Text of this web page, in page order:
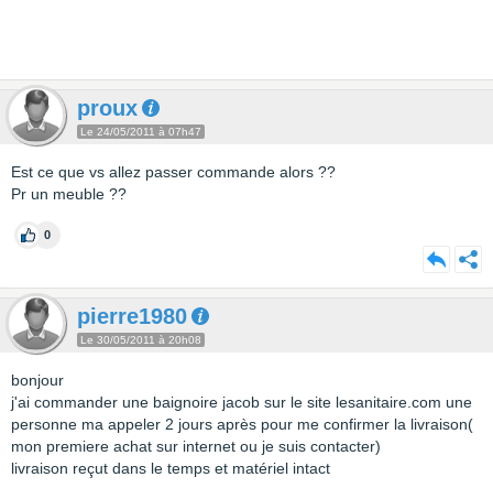
proux
Le 24/05/2011 à 07h47
Est ce que vs allez passer commande alors ??
Pr un meuble ??
0
pierre1980
Le 30/05/2011 à 20h08
bonjour
j'ai commander une baignoire jacob sur le site lesanitaire.com une
personne ma appeler 2 jours après pour me confirmer la livraison(
mon premiere achat sur internet ou je suis contacter)
livraison reçut dans le temps et matériel intact